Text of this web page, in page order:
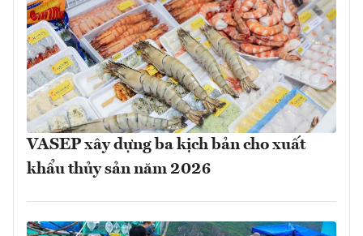
VASEP xây dựng ba kịch bản cho xuất
khẩu thủy sản năm 2026